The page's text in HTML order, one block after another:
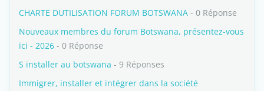
CHARTE DUTILISATION FORUM BOTSWANA - 0 Réponse
Nouveaux membres du forum Botswana, présentez-vous
ici - 2026 - 0 Réponse
S installer au botswana - 9 Réponses
Immigrer, installer et intégrer dans la société